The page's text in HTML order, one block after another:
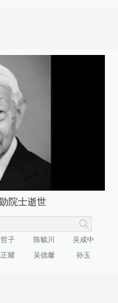
院士逝世
子 陈毓川
吴咸中
耀 吴德馨 孙玉